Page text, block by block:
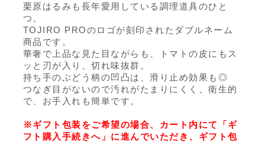
栗原はるみも長年愛用している調理道具のひと
つ。
TOJIRO PROのロゴが刻印されたダブルネーム
商品です。
華奢で上品な見た目ながらも、トマトの皮にもス
ッと刃が入り、切れ味抜群。
持ち手のぶどう柄の凹凸は、滑り止め効果も◎
つなぎ目がないので汚れがたまりにくく、衛生的
で、お手入れも簡単です。
※ギフト包装をご希望の場合、カート内にて「ギ
フト購入手続きへ」に進んでいただき、ギフト包